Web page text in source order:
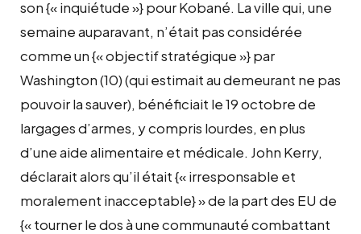
son {« inquiétude »} pour Kobané. La ville qui, une
semaine auparavant, n’était pas considérée
comme un {« objectif stratégique »} par
Washington (10) (qui estimait au demeurant ne pas
pouvoir la sauver), bénéficiait le 19 octobre de
largages d’armes, y compris lourdes, en plus
d’une aide alimentaire et médicale. John Kerry,
déclarait alors qu’il était {« irresponsable et
moralement inacceptable} » de la part des EU de
{« tourner le dos à une communauté combattant